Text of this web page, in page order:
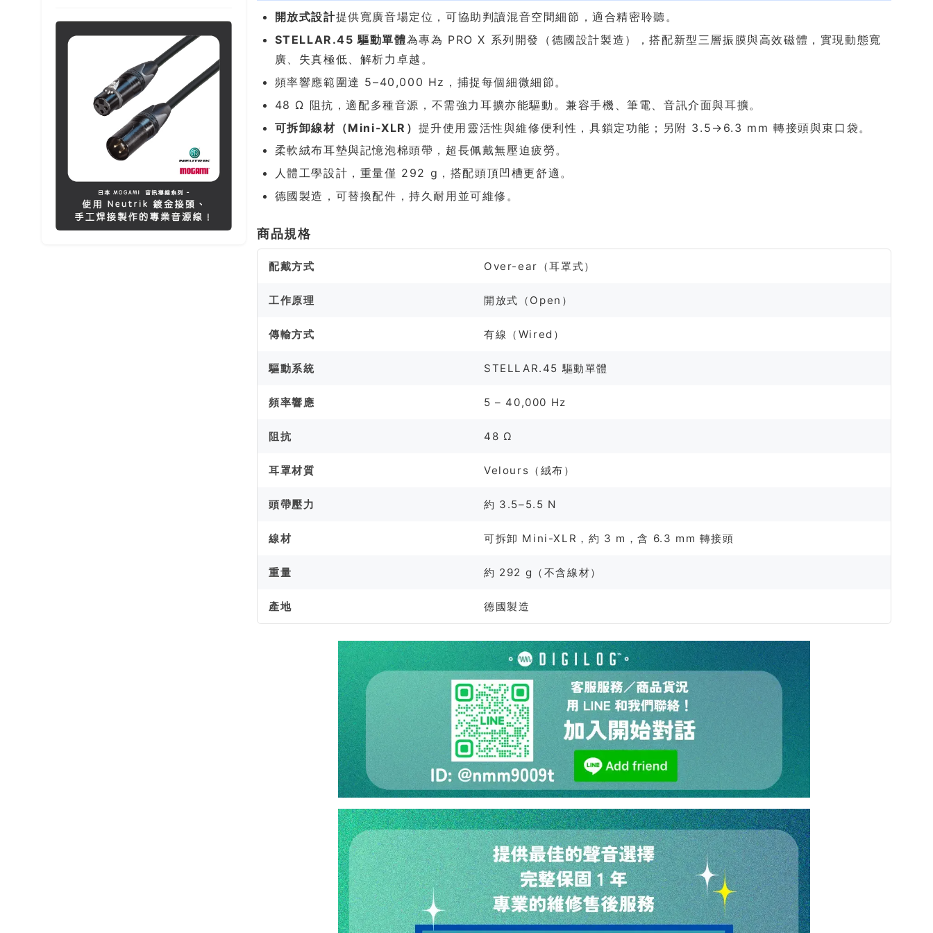
開放式設計提供寬廣音場定位，可協助判讀混音空間細節，適合精密聆聽。
STELLAR.45 驅動單體為專為 PRO X 系列開發（德國設計製造），搭配新型三層振膜與高效磁體，實現動態寬
廣、失真極低、解析力卓越。
頻率響應範圍達 5–40,000 Hz，捕捉每個細微細節。
48 Ω 阻抗，適配多種音源，不需強力耳擴亦能驅動。兼容手機、筆電、音訊介面與耳擴。
可拆卸線材（Mini-XLR） 提升使用靈活性與維修便利性，具鎖定功能；另附 3.5→6.3 mm 轉接頭與束口袋。
柔軟絨布耳墊與記憶泡棉頭帶，超長佩戴無壓迫疲勞。
人體工學設計，重量僅 292 g，搭配頭頂凹槽更舒適。
德國製造，可替換配件，持久耐用並可維修。
商品規格
配戴方式 Over-ear（耳罩式）
工作原理 開放式（Open）
傳輸方式 有線（Wired）
驅動系統 STELLAR.45 驅動單體
頻率響應 5 – 40,000 Hz
阻抗 48 Ω
耳罩材質 Velours（絨布）
頭帶壓力 約 3.5–5.5 N
線材 可拆卸 Mini-XLR，約 3 m，含 6.3 mm 轉接頭
重量 約 292 g（不含線材）
產地 德國製造